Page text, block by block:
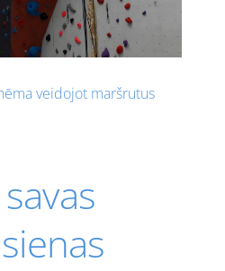
veidojot maršrutus